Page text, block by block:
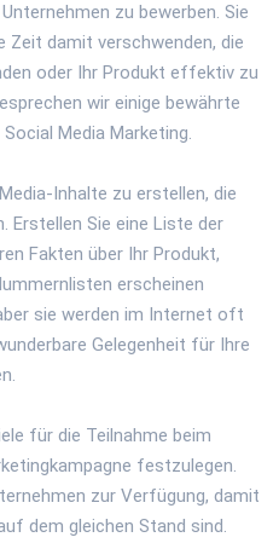
zu bewerben. Sie
damit verschwenden, die
oder Ihr Produkt effektiv zu
wir einige bewährte
Media Marketing.
Inhalte zu erstellen, die
Erstellen Sie eine Liste der
Fakten über Ihr Produkt,
erscheinen
sie werden im Internet oft
Gelegenheit für Ihre
für die Teilnahme beim
festzulegen.
zur Verfügung, damit
dem gleichen Stand sind.